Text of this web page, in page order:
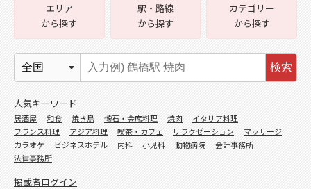
エリア
から探す
駅・路線
から探す
カテゴリー
から探す
検索
人気キーワード
居酒屋 和食 焼き鳥 懐石・会席料理 焼肉
イタリア料理
フランス料理
アジア料理 喫茶・カフェ リラクゼーション
マッサージ
カラオケ
ビジネスホテル 内科 小児科 動物病院
会計事務所
法律事務所
掲載者ログイン